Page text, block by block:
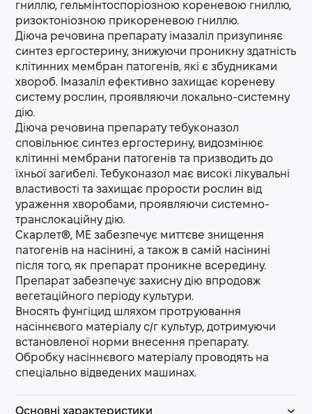
гниллю, гельмінтоспоріозною кореневою гниллю,
ризоктоніозною прикореневою гниллю.
Діюча речовина препарату імазаліл призупиняє
синтез ергостерину, знижуючи проникну здатність
клітинних мембран патогенів, які є збудниками
хвороб. Імазаліл ефективно захищає кореневу
систему рослин, проявляючи локально-системну
дію.
Діюча речовина препарату тебуконазол
сповільнює синтез ергостерину, видозмінює
клітинні мембрани патогенів та призводить до
їхньої загибелі. Тебуконазол має високі лікувальні
властивості та захищає прорости рослин від
ураження хворобами, проявляючи системно-
транслокаційну дію.
Скарлет®, МЕ забезпечує миттєве знищення
патогенів на насінині, а також в самій насінині
після того, як препарат проникне всередину.
Препарат забезпечує захисну дію впродовж
вегетаційного періоду культури.
Вносять фунгіцид шляхом протруювання
насіннєвого матеріалу с/г культур, дотримуючи
встановленої норми внесення препарату.
Обробку насіннєвого матеріалу проводять на
спеціально відведених машинах.
Основні характеристики